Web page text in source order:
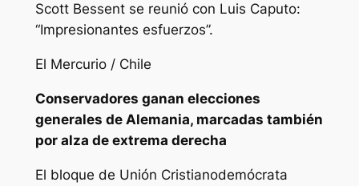
Scott Bessent se reunió con Luis Caputo:
“Impresionantes esfuerzos”.
El Mercurio / Chile
Conservadores ganan elecciones
generales de Alemania, marcadas también
por alza de extrema derecha
El bloque de Unión Cristianodemócrata